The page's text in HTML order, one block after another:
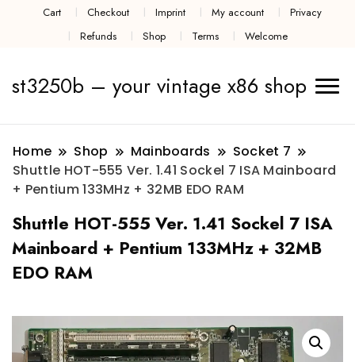
Cart Checkout Imprint My account
Privacy
Refunds
Shop Terms Welcome
st3250b – your vintage x86 shop
Home Shop Mainboards
Socket 7
Shuttle HOT-555 Ver. 1.41 Sockel 7 ISA Mainboard
+ Pentium 133MHz + 32MB EDO RAM
Shuttle HOT-555 Ver. 1.41 Sockel 7 ISA
Mainboard + Pentium 133MHz + 32MB
EDO RAM